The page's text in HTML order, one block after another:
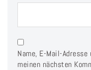
Name, E-Mail-
meinen nächsten